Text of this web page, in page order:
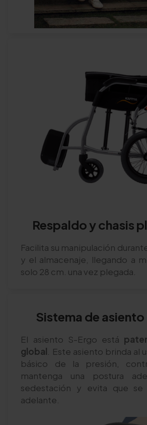
Respaldo y chasis
Facilita su manipulación
y el almacenaje, llegando a
solo 28 cm. una vez plegada.
Sistema de
El asiento S-Ergo está
global . Este asiento brinda al
básico de la presión,
mantenga una postura
sedestación y evita que se
adelante.